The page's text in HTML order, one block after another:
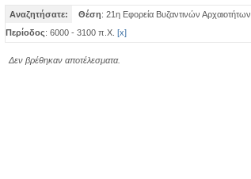
Αναζητήσατε: Θέση: 21η Εφορεία Βυζαντινών Αρχαιοτήτων
Περίοδος: 6000 - 3100 π.Χ. [x]
Δεν βρέθηκαν αποτέλεσματα.